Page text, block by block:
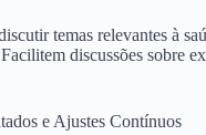
temas relevantes à
Facilitem discussões sobre
e Ajustes Contínuos